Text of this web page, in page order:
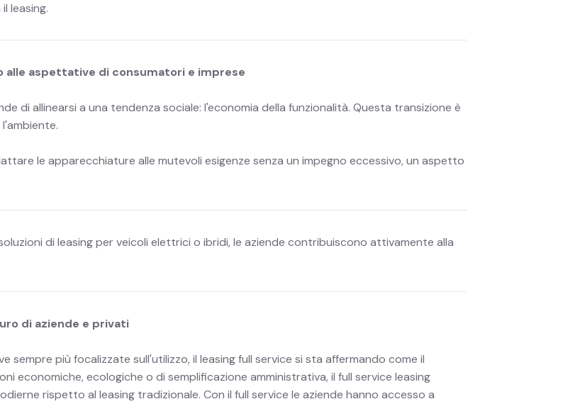
leasing.
alle aspettative di consumatori e imprese
di allinearsi a una tendenza sociale: l'economia della funzionalità. Questa transizione è
le apparecchiature alle mutevoli esigenze senza un impegno eccessivo, un aspetto
di leasing per veicoli elettrici o ibridi, le aziende contribuiscono attivamente alla
di aziende e privati
sempre più focalizzate sull'utilizzo, il leasing full service si sta affermando come il
economiche, ecologiche o di semplificazione amministrativa, il full service leasing
rispetto al leasing tradizionale. Con il full service le aziende hanno accesso a